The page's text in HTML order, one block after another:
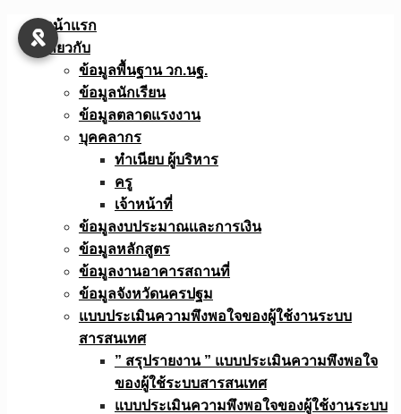
Skip
หน้าแรก
เกี่ยวกับ
ข้อมูลพื้นฐาน วก.นฐ.
ข้อมูลนักเรียน
ข้อมูลตลาดแรงงาน
บุคคลากร
ทำเนียบ ผู้บริหาร
ครู
เจ้าหน้าที่
ข้อมูลงบประมาณเเละการเงิน
ข้อมูลหลักสูตร
ข้อมูลงานอาคารสถานที่
ข้อมูลจังหวัดนครปฐม
แบบประเมินความพึงพอใจของผู้ใช้งานระบบ
สารสนเทศ
” สรุปรายงาน ” แบบประเมินความพึงพอใจ
ของผู้ใช้ระบบสารสนเทศ
แบบประเมินความพึงพอใจของผู้ใช้งานระบบ